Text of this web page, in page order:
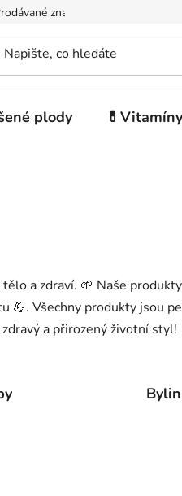
značky
plody
a zdraví. 🌱 Naše
Všechny produkty jsou
a přirozený životní styl!